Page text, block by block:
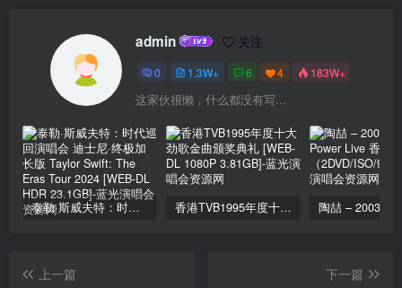
admin 关注
0 1.3W+ 6 4 183W+
这家伙很懒，什么都没有写...
泰勒·斯威夫特：时代巡回演唱会 迪士尼·终极加长版 Taylor Swift: The Eras Tour 2024 [WEB-DL HDR 23.1GB] 香港TVB1995年度十大劲歌金曲颁奖典礼 [WEB-DL 1080P 3.81GB]
上一篇
下一篇